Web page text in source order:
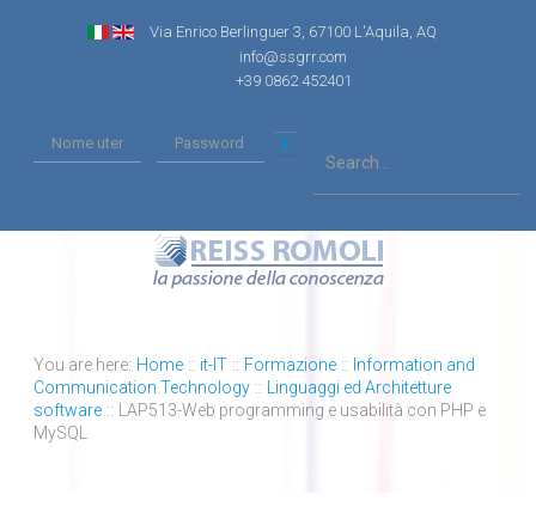
Via Enrico Berlinguer 3, 67100 L'Aquila, AQ
info@ssgrr.com
+39 0862 452401
You are here: Home :: it-IT :: Formazione :: Information and
Communication Technology ::
Linguaggi ed Architetture
software ::
LAP513-Web programming e usabilità con PHP e
MySQL